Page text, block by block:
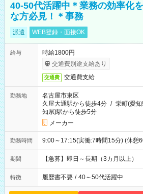
40-50代活躍中＊業務の効率化
な方必見！＊事務
派遣 WEB登録・面接OK
給与
時給1800円
交通費別途支給あり
交通費 交通費支給
勤務地
名古屋市東区
久屋大通駅から徒歩4分 / 栄町(愛
知県)駅から徒歩5分
メーカー
勤務時間 9:00～17:15(実働:7時間15分) (休憩
期間 【急募】即日～長期（3カ月以上
特徴 履歴書不要 / 40～50代活躍中